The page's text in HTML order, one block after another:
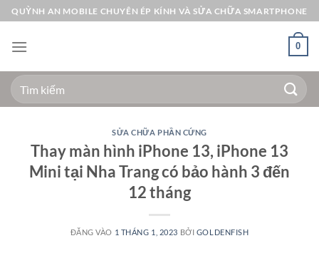
Bỏ
qua
nội
QUỲNH AN MOBILE CHUYÊN ÉP KÍNH VÀ SỬA CHỮA SMARTPHONE
0
Tìm
kiếm:
SỬA CHỮA PHẦN CỨNG
Thay màn hình iPhone 13, iPhone 13
Mini tại Nha Trang có bảo hành 3 đến
12 tháng
ĐĂNG VÀO 1 THÁNG 1, 2023 BỞI GOLDENFISH